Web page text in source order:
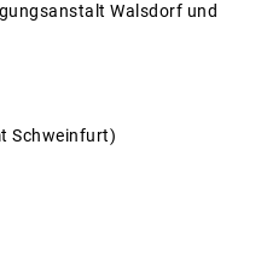
Walsdorf und
Schweinfurt)